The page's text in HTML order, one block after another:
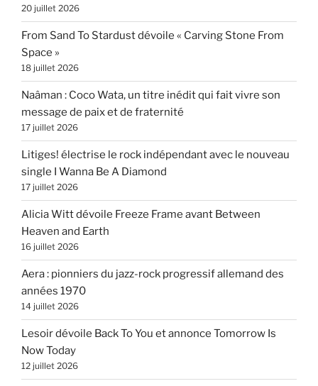
20 juillet 2026
From Sand To Stardust dévoile « Carving Stone From
Space »
18 juillet 2026
Naâman : Coco Wata, un titre inédit qui fait vivre son
message de paix et de fraternité
17 juillet 2026
Litiges! électrise le rock indépendant avec le nouveau
single I Wanna Be A Diamond
17 juillet 2026
Alicia Witt dévoile Freeze Frame avant Between
Heaven and Earth
16 juillet 2026
Aera : pionniers du jazz-rock progressif allemand des
années 1970
14 juillet 2026
Lesoir dévoile Back To You et annonce Tomorrow Is
Now Today
12 juillet 2026